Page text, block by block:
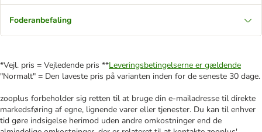
Foderanbefaling
*Vejl. pris = Vejledende pris **Leveringsbetingelserne er gældende
"Normalt" = Den laveste pris på varianten inden for de seneste 30 dage.
zooplus forbeholder sig retten til at bruge din e-mailadresse til direkte
markedsføring af egne, lignende varer eller tjenester. Du kan til enhver
tid gøre indsigelse herimod uden andre omkostninger end de